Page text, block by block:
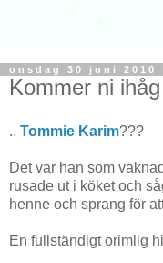
onsdag 30 juni 2010
Kommer ni
.. Tommie Karim???
Det var han som
rusade ut i köket och
henne och sprang för
En fullständigt orimlig